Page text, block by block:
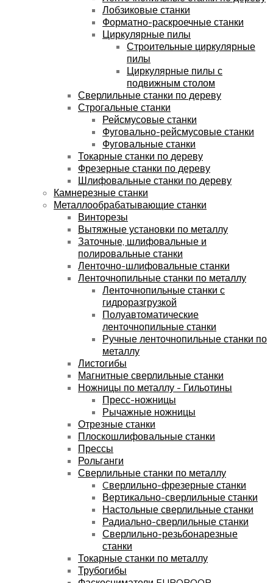
Лобзиковые станки
Форматно-раскроечные станки
Циркулярные пилы
Строительные циркулярные
пилы
Циркулярные пилы с
подвижным столом
Сверлильные станки по дереву
Строгальные станки
Рейсмусовые станки
Фуговально-рейсмусовые станки
Фуговальные станки
Токарные станки по дереву
Фрезерные станки по дереву
Шлифовальные станки по дереву
Камнерезные станки
Металлообрабатывающие станки
Винторезы
Вытяжные установки по металлу
Заточные, шлифовальные и
полировальные станки
Ленточно-шлифовальные станки
Ленточнопильные станки по металлу
Ленточнопильные станки с
гидроразгрузкой
Полуавтоматические
ленточнопильные станки
Ручные ленточнопильные станки по
металлу
Листогибы
Магнитные сверлильные станки
Ножницы по металлу - Гильотины
Пресс-ножницы
Рычажные ножницы
Отрезные станки
Плоскошлифовальные станки
Прессы
Рольганги
Сверлильные станки по металлу
Cверлильно-фрезерные станки
Вертикально-сверлильные станки
Настольные сверлильные станки
Радиально-сверлильные станки
Сверлильно-резьбонарезные
станки
Токарные станки по металлу
Трубогибы